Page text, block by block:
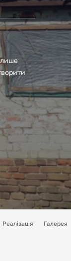
лише
Реалізація Галерея